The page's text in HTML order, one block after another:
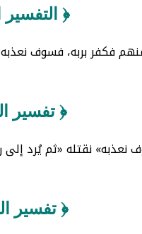
﴿
فكفر بربه، فسوف
﴿ تفسير
نقتله «ثم يُرد إلى
﴿ تفسير